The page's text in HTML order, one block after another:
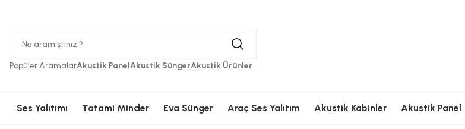
Popüler AramalarAkustik PanelAkustik SüngerAkustik Ürünler
Ses Yalıtımı Tatami Minder Eva Sünger Araç Ses Yalıtım Akustik Kabinler Akustik Panel